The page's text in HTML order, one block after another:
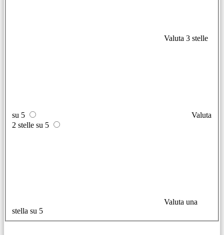
Valuta 3 stelle
su 5
Valuta
2 stelle su 5
Valuta una
stella su 5